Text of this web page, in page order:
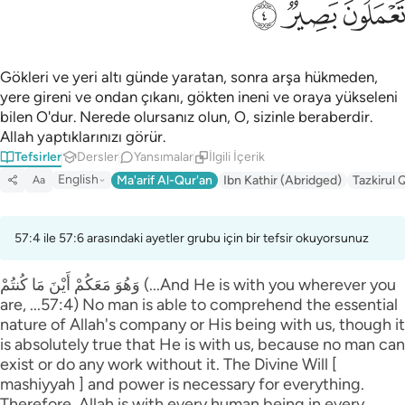
ﱦﱧﱨ
Gökleri ve yeri altı günde yaratan, sonra arşa hükmeden,
yere gireni ve ondan çıkanı, gökten ineni ve oraya yükseleni
bilen O'dur. Nerede olursanız olun, O, sizinle beraberdir.
Allah yaptıklarınızı görür.
Tefsirler Dersler Yansımalar İlgili İçerik
Aa English Ma'arif Al-Qur'an Ibn Kathir (Abridged) Tazkirul
57:4 ile 57:6 arasındaki ayetler grubu için bir tefsir okuyorsunuz
وَهُوَ مَعَكُمْ أَيْنَ مَا كُنتُمْ (...And He is with you wherever you
are, ...57:4) No man is able to comprehend the essential
nature of Allah's company or His being with us, though it
is absolutely true that He is with us, because no man can
exist or do any work without it. The Divine Will [
mashiyyah ] and power is necessary for everything.